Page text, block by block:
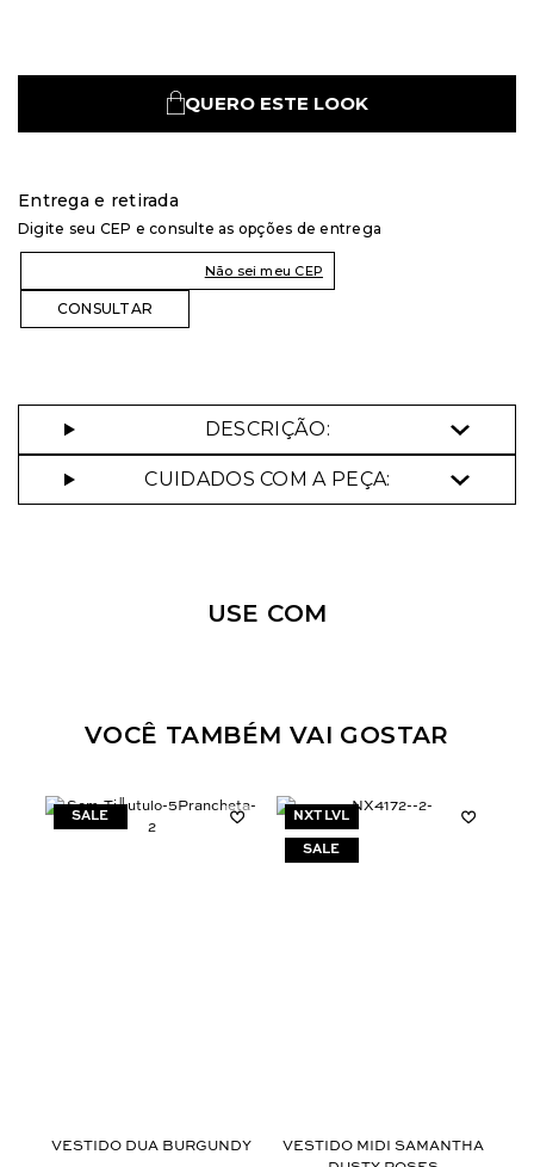
QUERO ESTE LOOK
Entrega e retirada
Digite seu CEP e consulte as opções de entrega
Não sei meu CEP
DESCRIÇÃO:
CUIDADOS COM A PEÇA:
USE COM
VOCÊ TAMBÉM VAI GOSTAR
VESTIDO DUA BURGUNDY
NXT LVL
VESTIDO MIDI SAMANTHA